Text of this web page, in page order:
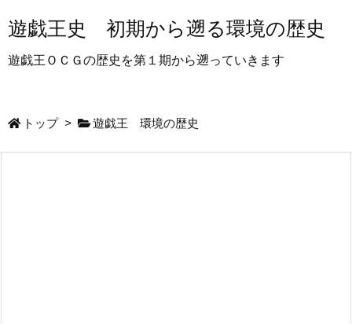
遊戯王史 初期から遡る環境の歴史
遊戯王ＯＣＧの歴史を第１期から遡っていきます
トップ > 遊戯王 環境の歴史